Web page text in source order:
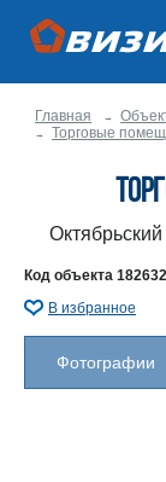
Главная
Торговые
Код объекта 182632
В избранное
Фотографии